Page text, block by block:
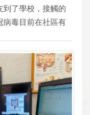
到了學校，接觸的
病毒目前在社區有
感染、呼吸道融合
有增加的趨勢，小
不同的病原體是預
手，但不用恐慌。